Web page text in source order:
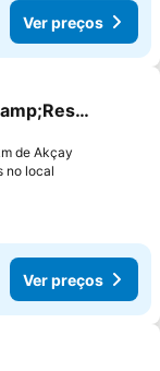
Ver preços
favoritos
de Akçay
no local
Ver preços
favoritos